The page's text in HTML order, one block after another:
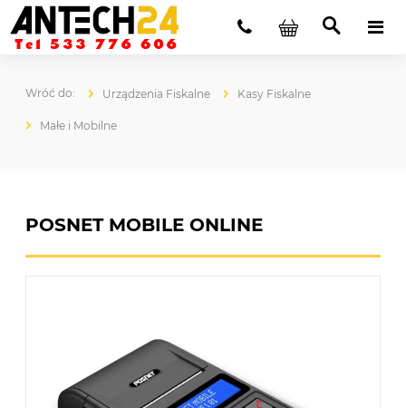
Urządzenia Fiskalne Kasy Fiskalne
Małe i Mobilne
POSNET MOBILE ONLINE